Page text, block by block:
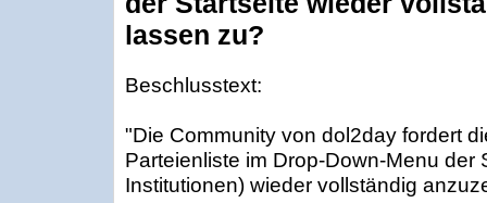
lassen zu?
Beschlusstext:
"Die Community von dol2day fordert
Parteienliste im Drop-Down-Menu der
Institutionen) wieder vollständig